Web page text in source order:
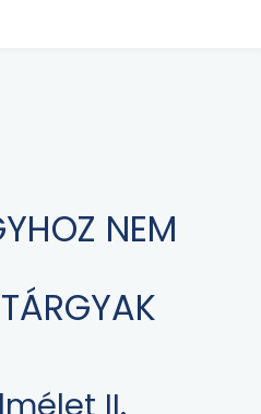
NEM